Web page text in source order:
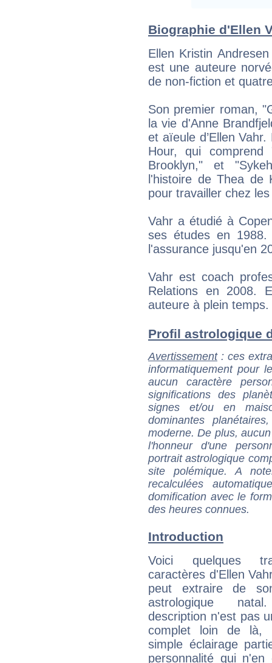
Biographie d'Ellen
Ellen Kristin
est une auteure
de non-fiction et
Son premier roman,
la vie d'Anne
et aïeule d’Ellen
Hour, qui
Brooklyn," et
l'histoire de Thea de
pour travailler chez
Vahr a étudié à
ses études en
l'assurance jusqu'en
Vahr est coach
Relations en 2008.
auteure à plein temps.
Profil astrologique
Avertissement: ces
informatiquement pour
aucun caractère
significations des
signes et/ou en
dominantes
moderne. De plus,
l'honneur d'une
portrait astrologique
site polémique. A
recalculées
domification avec le
des heures connues.
Introduction
Voici quelques
caractères d'Ellen
peut extraire de
astrologique
description n'est pas
complet loin de là,
simple éclairage
personnalité qui n'en